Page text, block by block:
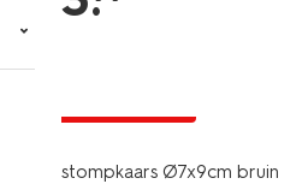
stompkaars Ø7x9cm bruin